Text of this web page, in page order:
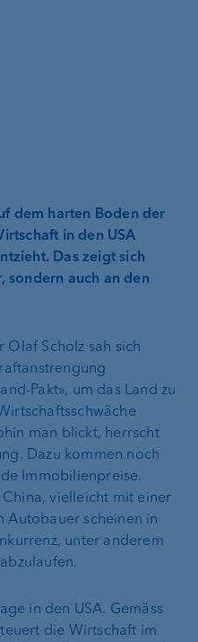
dem harten Boden der
in den USA
Das zeigt sich
sondern auch an den
Olaf Scholz sah sich
Pakt», um das Land zu
man blickt, herrscht
Dazu kommen noch
Immobilienpreise.
vielleicht mit einer
Autobauer scheinen in
unter anderem
in den USA. Gemäss
die Wirtschaft im